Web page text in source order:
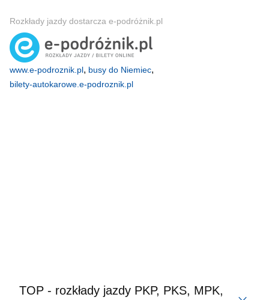
Rozkłady jazdy dostarcza e-podróżnik.pl
www.e-podroznik.pl, busy do Niemiec,
bilety-autokarowe.e-podroznik.pl
TOP - rozkłady jazdy PKP, PKS, MPK,